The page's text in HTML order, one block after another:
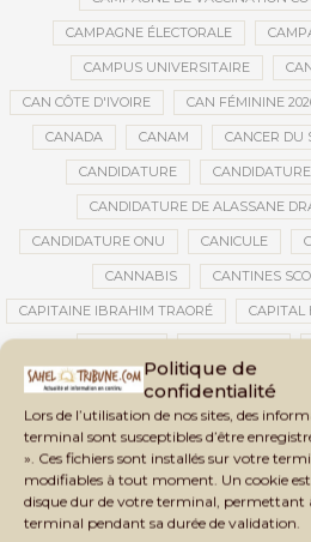
Politique de
confidentialité
Lors de l’utilisation de nos sites, des
terminal sont susceptibles d’être
». Ces fichiers sont installés sur votre
modifiables à tout moment. Un cookie
disque dur de votre terminal, permettant
terminal pendant sa durée de validation.
CAMPAGNE ÉLECTORALE
CAMPUS UNIVERSITAIRE
CAN CÔTE D'IVOIRE CAN FÉMININE
CANADA CANAM CANCER DU
CANDIDATURE
CANDIDATURE DE ALASSANE
CANDIDATURE ONU CANICULE
CANNABIS CANTINES
CAPITAINE IBRAHIM TRAORÉ CAPITAL
CARTE D’IDENTITÉ BIOMÉTRIQUE
CASABLANCA CATASTROPHE
CATASTROPHES CLIMATIQUES
CAUTION 10 000 DOLLARS CAUTION DE
CÉDÉAO CEDEAO CEI